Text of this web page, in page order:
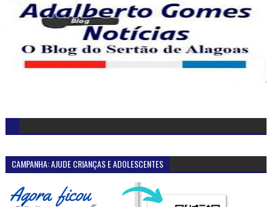
CAMPANHA: AJUDE CRIANÇAS E ADOLESCENTES